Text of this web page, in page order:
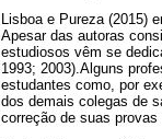
Lisboa e Pureza (2015)
Apesar das autoras
estudiosos vêm se
1993; 2003).Alguns
estudantes como, por
dos demais colegas de
correção de suas